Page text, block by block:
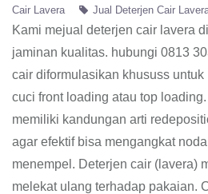
Cair Lavera
Jual Deterjen Cair
Kami mejual deterjen cair lavera
jaminan kualitas. hubungi 0813
cair diformulasikan khususs
cuci front loading atau top
memiliki kandungan arti
agar efektif bisa mengangkat
menempel. Deterjen cair (lavera)
melekat ulang terhadap pakaian.